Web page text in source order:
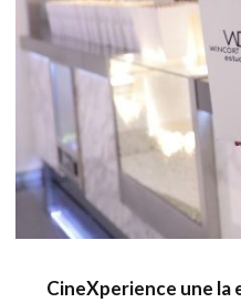
CineXperience une la